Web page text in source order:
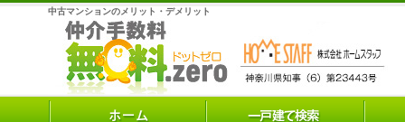
中古マンションのメリット・デメリット